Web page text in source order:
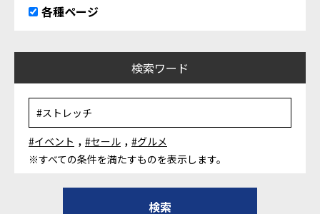
各種ページ
検索ワード
#イベント , #セール , #グルメ
※すべての条件を満たすものを表示します。